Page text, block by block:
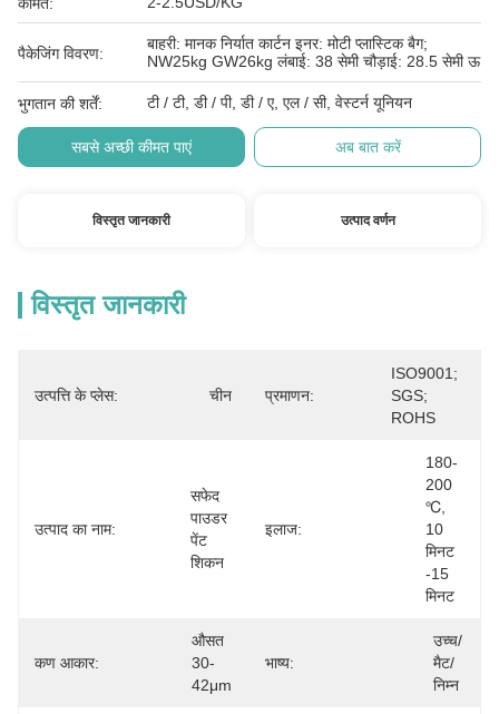
पैकेजिंग विवरण:
बाहरी: मानक निर्यात कार्टन इनर: मोटी प्लास्टिक बैग;
NW25kg GW26kg लंबाई: 38 सेमी चौड़ाई: 28.5 सेमी ऊ
भुगतान की शर्तें: टी / टी, डी / पी, डी / ए, एल / सी, वेस्टर्न यूनियन
सबसे अच्छी कीमत पाएं अब बात करें
विस्तृत जानकारी उत्पाद वर्णन
विस्तृत जानकारी
उत्पत्ति के प्लेस: चीन प्रमाणन:
ISO9001;
SGS;
ROHS
उत्पाद का नाम:
सफेद
पाउडर
पेंट
शिकन
इलाज:
180-
200
℃,
10
मिनट
-15
मिनट
कण आकार:
औसत
30-
42μm
भाष्य:
उच्च/
मैट/
निम्न